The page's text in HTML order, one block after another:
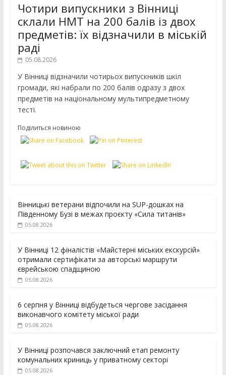
Чотири випускники з Вінниці
склали НМТ на 200 балів із двох
предметів: їх відзначили в міській
раді
05.08.2026
У Вінниці відзначили чотирьох випускників шкіл
громади, які набрали по 200 балів одразу з двох
предметів на національному мультипредметному
тесті.
Поділиться новиною
Вінницькі ветерани відпочили на SUP-дошках на
Південному Бузі в межах проєкту «Сила титанів»
05.08.2026
У Вінниці 12 фіналістів «Майстерні міських екскурсій»
отримали сертифікати за авторські маршрути
єврейською спадщиною
05.08.2026
6 серпня у Вінниці відбудеться чергове засідання
виконавчого комітету міської ради
05.08.2026
У Вінниці розпочався заключний етап ремонту
комунальних криниць у приватному секторі
05.08.2026